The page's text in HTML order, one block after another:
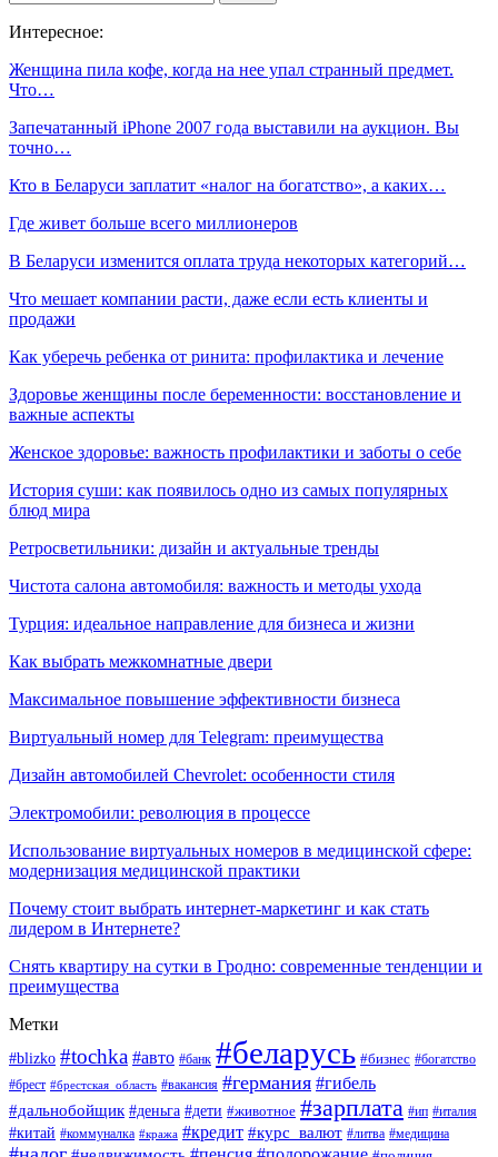
Интересное:
Женщина пила кофе, когда на нее упал странный предмет.
Что…
Запечатанный iPhone 2007 года выставили на аукцион. Вы
точно…
Кто в Беларуси заплатит «налог на богатство», а каких…
Где живет больше всего миллионеров
В Беларуси изменится оплата труда некоторых категорий…
Что мешает компании расти, даже если есть клиенты и
продажи
Как уберечь ребенка от ринита: профилактика и лечение
Здоровье женщины после беременности: восстановление и
важные аспекты
Женское здоровье: важность профилактики и заботы о себе
История суши: как появилось одно из самых популярных
блюд мира
Ретросветильники: дизайн и актуальные тренды
Чистота салона автомобиля: важность и методы ухода
Турция: идеальное направление для бизнеса и жизни
Как выбрать межкомнатные двери
Максимальное повышение эффективности бизнеса
Виртуальный номер для Telegram: преимущества
Дизайн автомобилей Chevrolet: особенности стиля
Электромобили: революция в процессе
Использование виртуальных номеров в медицинской сфере:
модернизация медицинской практики
Почему стоит выбрать интернет-маркетинг и как стать
лидером в Интернете?
Снять квартиру на сутки в Гродно: современные тенденции и
преимущества
Метки
#blizko #tochka #авто #банк #беларусь #бизнес #богатство
#брест #брестская_область #вакансия #германия #гибель
#дальнобойщик #деньга #дети #животное #зарплата #ип #италия
#китай #коммуналка #кража #кредит #курс_валют #литва #медицина